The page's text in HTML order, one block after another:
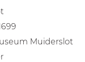
Muiderslot